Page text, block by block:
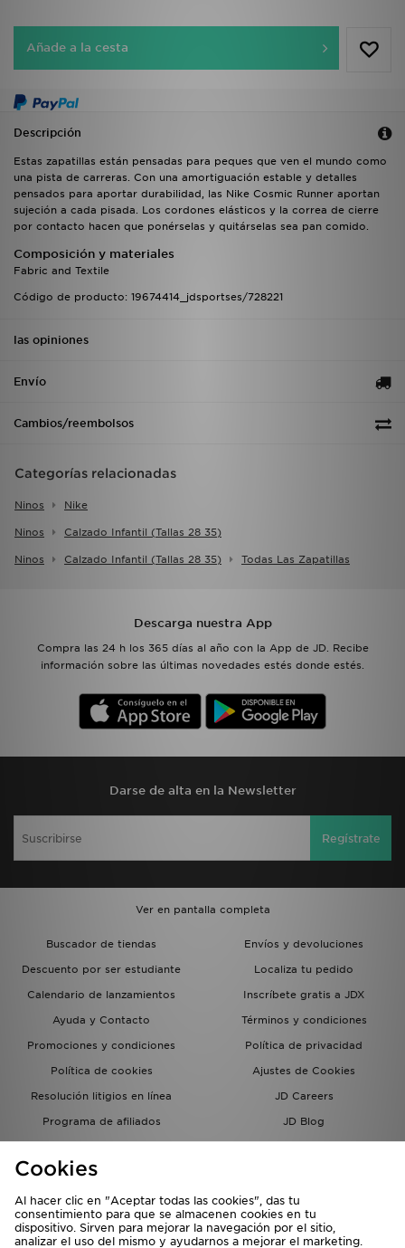
Añade a la cesta
Descripción
Estas zapatillas están pensadas para peques que ven el mundo como
una pista de carreras. Con una amortiguación estable y detalles
pensados para aportar durabilidad, las Nike Cosmic Runner aportan
sujeción a cada pisada. Los cordones elásticos y la correa de cierre
por contacto hacen que ponérselas y quitárselas sea pan comido.
Composición y materiales
Fabric and Textile
Código de producto: 19674414_jdsportses/728221
las opiniones
Envío
Cambios/reembolsos
Categorías relacionadas
Ninos Nike
Ninos Calzado Infantil (tallas 28 35)
Ninos Calzado Infantil (tallas 28 35) Todas Las Zapatillas
Descarga nuestra App
Compra las 24 h los 365 días al año con la App de JD. Recibe
información sobre las últimas novedades estés donde estés.
Darse de alta en la Newsletter
Regístrate
Ver en pantalla completa
Buscador de tiendas
Envíos y devoluciones
Descuento por ser estudiante
Localiza tu pedido
Calendario de lanzamientos
Inscríbete gratis a JDX
Ayuda y Contacto
Términos y condiciones
Promociones y condiciones
Política de privacidad
Política de cookies
Ajustes de Cookies
Resolución litigios en línea
JD Careers
Programa de afiliados
JD Blog
del grupo JD - Whistleblowing
Cookies
Al hacer clic en "Aceptar todas las cookies", das tu
consentimiento para que se almacenen cookies en tu
dispositivo. Sirven para mejorar la navegación por el sitio,
analizar el uso del mismo y ayudarnos a mejorar el marketing.